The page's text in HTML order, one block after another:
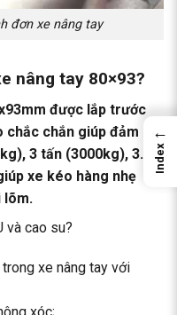
đơn xe nâng tay
nâng tay 80×93?
được lắp trước
chắc chắn giúp đảm
3 tấn (3000kg), 3.5
xe kéo hàng nhẹ
lõm.
và cao su?
xe nâng tay với
←
Index